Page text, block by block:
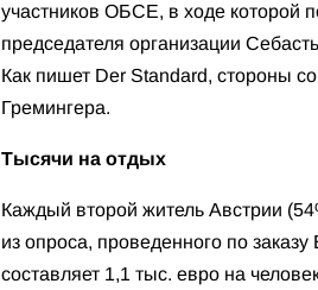
участников ОБСЕ, в ходе которой
председателя организации
Как пишет Der Standard, стороны
Гремингера.
Тысячи на отдых
Каждый второй житель Австрии
из опроса, проведенного по
составляет 1,1 тыс. евро на